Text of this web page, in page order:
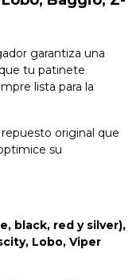
garantiza una
tu patinete
lista para la
original que
su
black, red y silver),
Lobo, Viper